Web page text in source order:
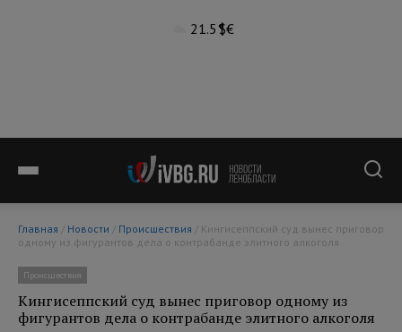
21.5°$€
Главная / Новости / Происшествия
одному из фигурантов дела о контрабанде элитного алкоголя
Происшествия
Кингисеппский суд вынес приговор одному из
фигурантов дела о контрабанде элитного алкоголя